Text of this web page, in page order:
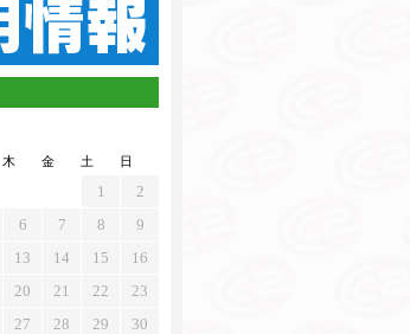
木 金 土 日
1
2
6 7 8
9
13 14 15
16
20 21 22
23
27 28 29
30